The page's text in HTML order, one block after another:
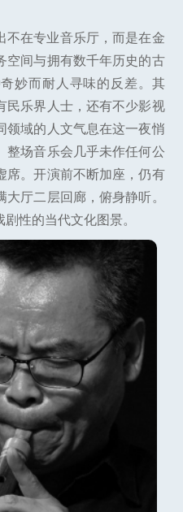
不在专业音乐厅，而是在金
空间与拥有数千年历史的古
妙而耐人寻味的反差。其
民乐界人士，还有不少影视
领域的人文气息在这一夜悄
整场音乐会几乎未作任何公
席。开演前不断加座，仍有
厅二层回廊，俯身静听。
性的当代文化图景。